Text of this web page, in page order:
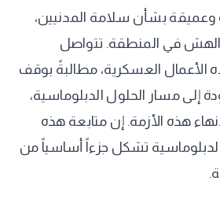
بشأن سلامة المدنيين،
في المنطقة. تتواصل
الأعمال العسكرية، مطالبةً بوقف
إلى مسار الحلول الدبلوماسية،
هذه الأزمة. إن متابعة هذه
تشكل جزءاً أساسياً من